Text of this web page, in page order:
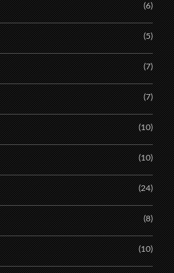
(6)
(5)
(7)
(7)
(10)
(10)
(24)
(8)
(10)